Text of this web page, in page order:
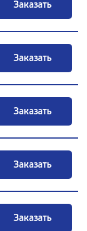
Заказать
Заказать
Заказать
Заказать
Заказать